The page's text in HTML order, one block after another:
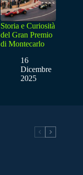
Storia e Curiosità
del Gran Premio
di Montecarlo
16
Dicembre
2025